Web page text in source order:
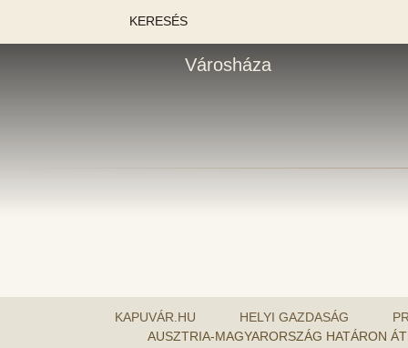
KERESÉS
Városháza
KAPUVÁR.HU HELYI GAZDASÁG
AUSZTRIA-MAGYARORSZÁG HATÁRON